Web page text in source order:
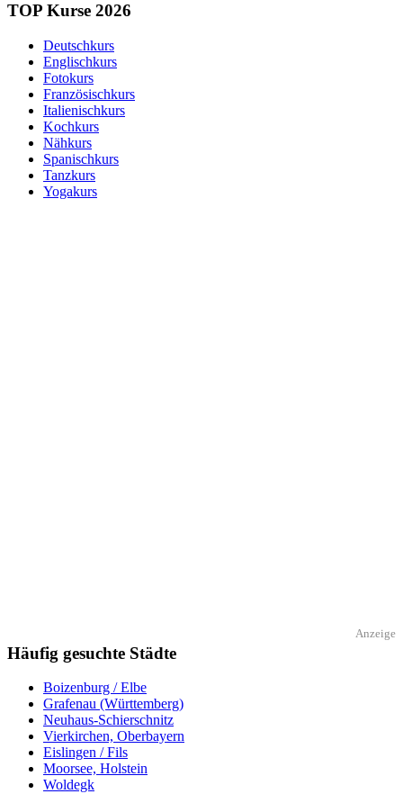
TOP Kurse 2026
Deutschkurs
Englischkurs
Fotokurs
Französischkurs
Italienischkurs
Kochkurs
Nähkurs
Spanischkurs
Tanzkurs
Yogakurs
Anzeige
Häufig gesuchte Städte
Boizenburg / Elbe
Grafenau (Württemberg)
Neuhaus-Schierschnitz
Vierkirchen, Oberbayern
Eislingen / Fils
Moorsee, Holstein
Woldegk